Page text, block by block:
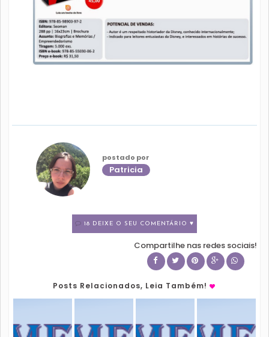
postado por
Patricia
18 DEIXE O SEU COMENTÁRIO ♥
Compartilhe nas redes sociais!
Posts Relacionados, Leia Também!